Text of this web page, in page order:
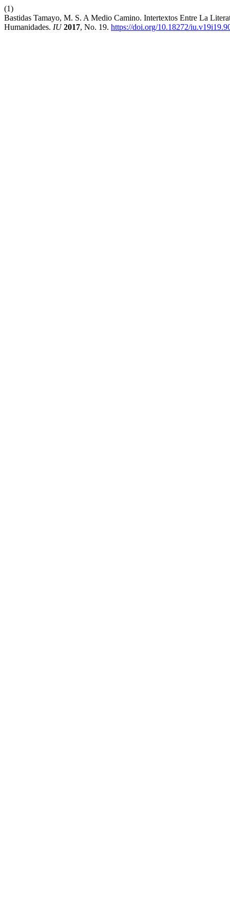
(1)
Bastidas Tamayo, M. S. A Medio Camino. Intertextos Entre La
Humanidades. IU 2017, No. 19. https://doi.org/10.18272/